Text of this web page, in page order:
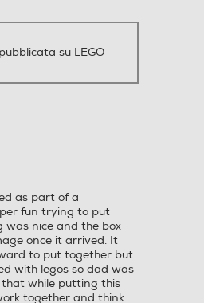
su LEGO
as part of a
fun trying to put
was nice and the box
once it arrived. It
to put together but
with legos so dad was
that while putting this
together and think